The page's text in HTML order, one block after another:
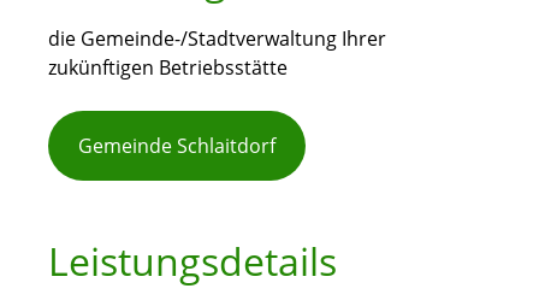
die Gemeinde-/Stadtverwaltung Ihrer
zukünftigen Betriebsstätte
Gemeinde Schlaitdorf
Leistungsdetails